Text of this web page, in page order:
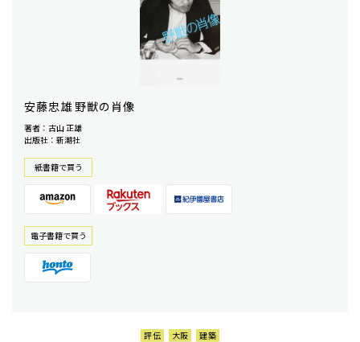
安藤忠雄 野獣の肖像
著者：古山 正雄
出版社：新潮社
紙書籍で買う
電⼦書籍で買う
評伝 大阪 建築